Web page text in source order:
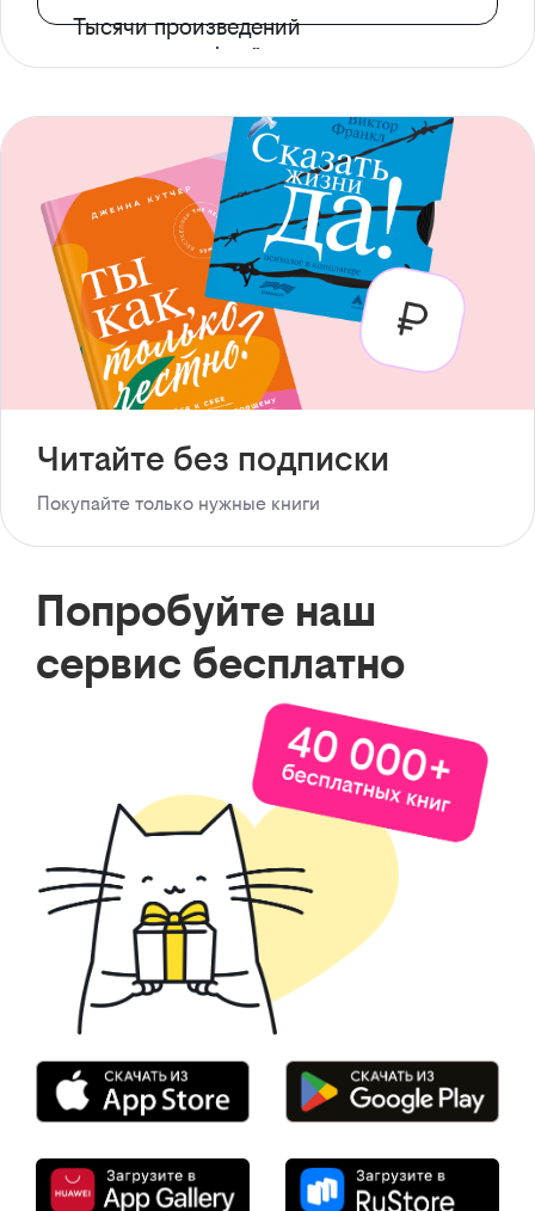
Тысячи произведений
с доступом офлайн
Читайте без подписки
Покупайте только нужные книги
Попробуйте наш
сервис бесплатно